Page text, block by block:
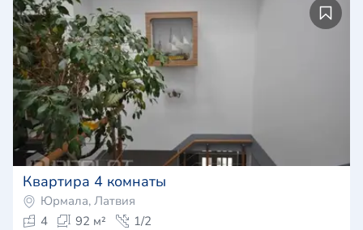
Квартира 4 комнаты
Юрмала, Латвия
4
92 м²
1/2